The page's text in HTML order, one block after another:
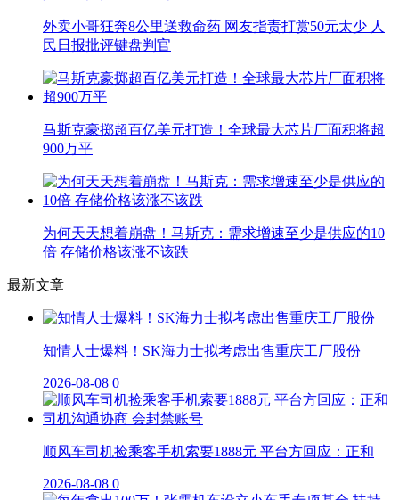
外卖小哥狂奔8公里送救命药 网友指责打赏50元太少 人
民日报批评键盘判官
马斯克豪掷超百亿美元打造！全球最大芯片厂面积将超
900万平
为何天天想着崩盘！马斯克：需求增速至少是供应的10
倍 存储价格该涨不该跌
最新文章
知情人士爆料！SK海力士拟考虑出售重庆工厂股份
2026-08-08 0
顺风车司机捡乘客手机索要1888元 平台方回应：正和
2026-08-08 0